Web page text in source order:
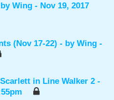
Wing - Nov 19, 2017
(Nov 17-22) - by Wing -
in Line Walker 2 -